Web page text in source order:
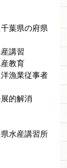
葉県の府県
講習
教育
漁業従事者
的解消
水産講習所